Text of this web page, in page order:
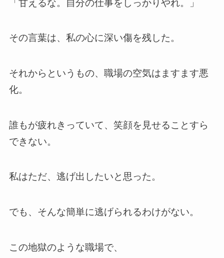
「甘えるな。自分の仕事をしっかりやれ。」
その言葉は、私の心に深い傷を残した。
それからというもの、職場の空気はますます悪
化。
誰もが疲れきっていて、笑顔を見せることすら
できない。
私はただ、逃げ出したいと思った。
でも、そんな簡単に逃げられるわけがない。
この地獄のような職場で、